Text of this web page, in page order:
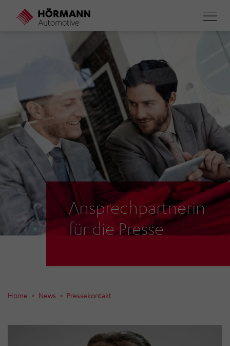
Direkt
Ansprechpartnerin
für die Presse
Home News Pressekontakt